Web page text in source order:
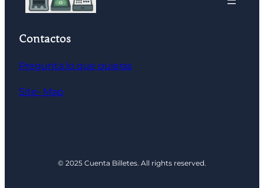
Contactos
Pregunta lo que quieras
Site- Map
© 2025 Cuenta Billetes. All rights reserved.